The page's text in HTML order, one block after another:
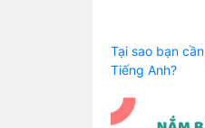
Tại sao bạn
Tiếng Anh?